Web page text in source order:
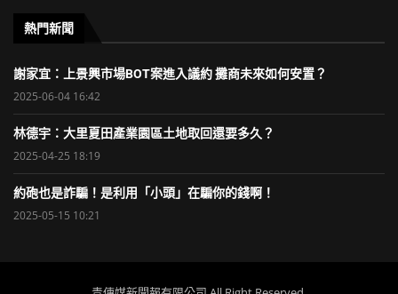
熱門新聞
謝家宜：上景興市場BOT案進入議約 攤商未來如何安置？
2025-06-04 16:42
林德宇：大里夏田產業園區土地取回還要多久？
2025-04-25 18:19
約砲也是詐騙！是利用「小頭」在騙你的錢啊！
2025-05-15 10:21